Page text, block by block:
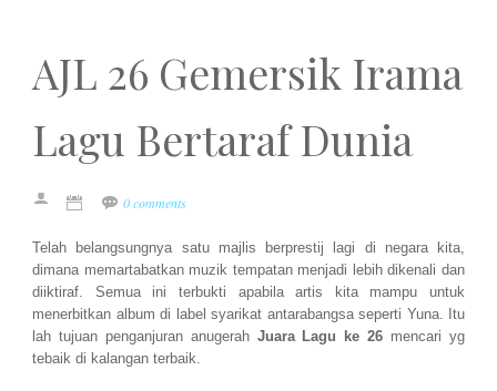
AJL 26 Gemersik Irama
Lagu Bertaraf Dunia
0 comments
Telah belangsungnya satu majlis berprestij lagi di negara kita,
dimana memartabatkan muzik tempatan menjadi lebih dikenali dan
diiktiraf. Semua ini terbukti apabila artis kita mampu untuk
menerbitkan album di label syarikat antarabangsa seperti Yuna. Itu
lah tujuan penganjuran anugerahJuara Lagu ke 26 mencari yg
tebaik di kalangan terbaik.